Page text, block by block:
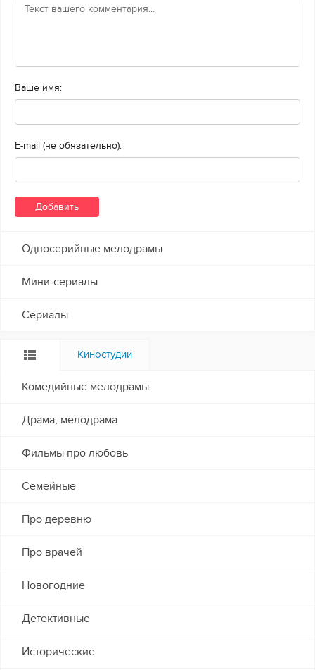
Ваше имя:
E-mail (не обязательно):
Односерийные мелодрамы
Мини-сериалы
Сериалы
Киностудии
Комедийные мелодрамы
Драма, мелодрама
Фильмы про любовь
Семейные
Про деревню
Про врачей
Новогодние
Детективные
Исторические